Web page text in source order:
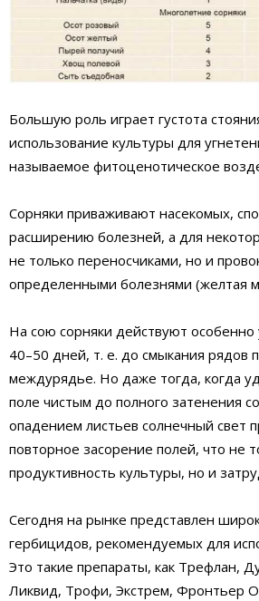
Большую роль играет густота
использование культуры для
называемое фитоценотическое
Сорняки приваживают насекомых,
расширению болезней, а для
не только переносчиками, но и
определенными болезнями (желтая
На сою сорняки действуют
40–50 дней, т. е. до смыкания рядов
междурядье. Но даже тогда, когда
поле чистым до полного затенения
опадением листьев солнечный свет
повторное засорение полей, что не
продуктивность культуры, но и
Сегодня на рынке представлен
гербицидов, рекомендуемых для
Это такие препараты, как Трефлан,
Ликвид, Трофи, Экстрем, Фронтьер